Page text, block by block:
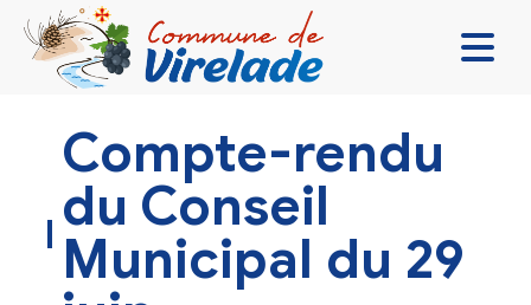
VIVRE ENSEMBLE
SE DIVERTIR
DÉCOUVRIR
Compte-rendu
du Conseil
Municipal du 29